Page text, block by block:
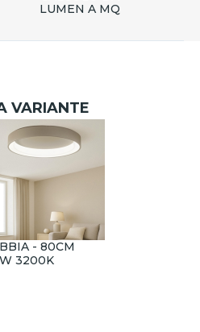
LUMEN A MQ
VARIANTE
- 80CM
3200K